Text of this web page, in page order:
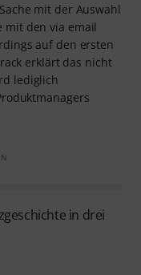
mit der Auswahl
mit den via email
auf den ersten
erklärt das nicht
lediglich
in drei